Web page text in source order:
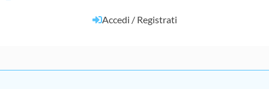
Accedi / Registrati